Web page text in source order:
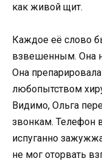
как живой щит.
Каждое её слово
взвешенным. Она
Она
любопытством
Видимо, Ольга
звонкам. Телефон
испуганно
не мог оторвать